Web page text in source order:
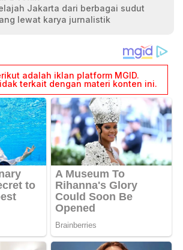
Jakarta dari berbagai sudut
lewat karya jurnalistik